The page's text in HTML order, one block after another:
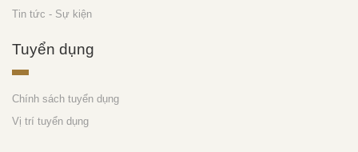
Tin tức - Sự kiện
Tuyển dụng
Chính sách tuyển dụng
Vị trí tuyển dụng